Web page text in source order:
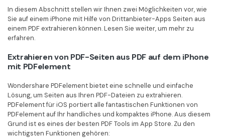
In diesem Abschnitt stellen wir Ihnen zwei Möglichkeiten vor, wie
Sie auf einem iPhone mit Hilfe von Drittanbieter-Apps Seiten aus
einem PDF extrahieren können. Lesen Sie weiter, um mehr zu
erfahren.
Extrahieren von PDF-Seiten aus PDF auf dem iPhone
mit PDFelement
Wondershare PDFelement bietet eine schnelle und einfache
Lösung, um Seiten aus Ihren PDF-Dateien zu extrahieren.
PDFelement für iOS portiert alle fantastischen Funktionen von
PDFelement auf Ihr handliches und kompaktes iPhone. Aus diesem
Grund ist es eines der besten PDF Tools im App Store. Zu den
wichtigsten Funktionen gehören: